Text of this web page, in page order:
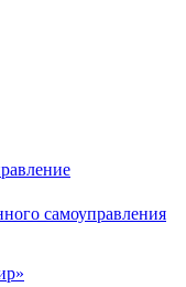
самоуправления